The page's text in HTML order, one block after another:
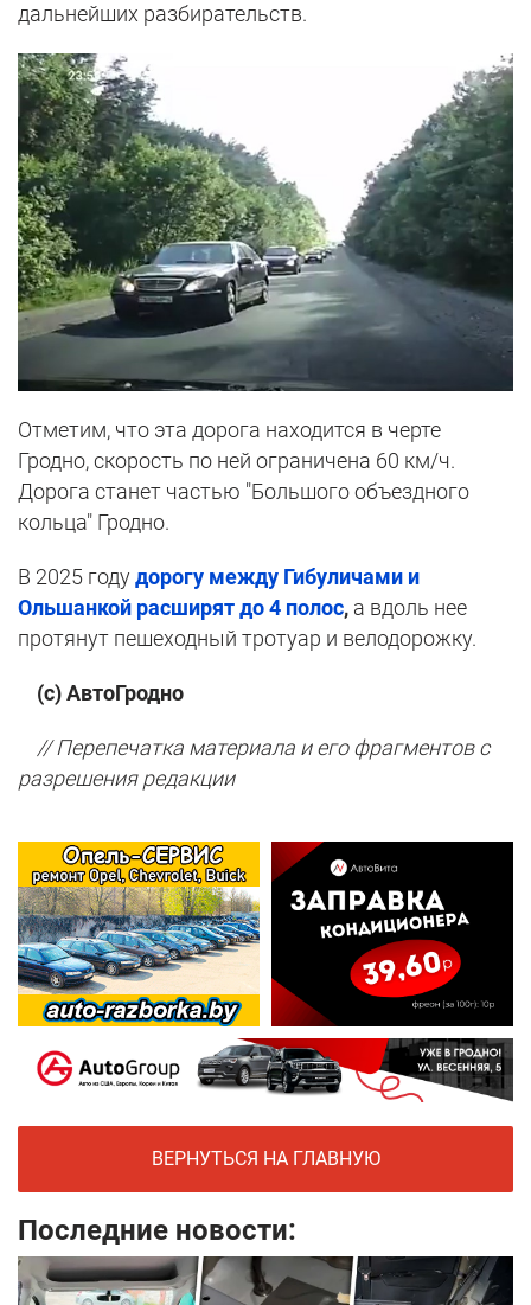
дальнейших разбирательств.
Отметим, что эта дорога находится в черте
Гродно, скорость по ней ограничена 60 км/ч.
Дорога станет частью "Большого объездного
кольца" Гродно.
В 2025 годудорогу между Гибуличами и
Ольшанкой расширят до 4 полос, а вдоль нее
протянут пешеходный тротуар и велодорожку.
(с) АвтоГродно
// Перепечатка материала и его фрагментов с
разрешения редакции
ВЕРНУТЬСЯ НА ГЛАВНУЮ
Последние новости: